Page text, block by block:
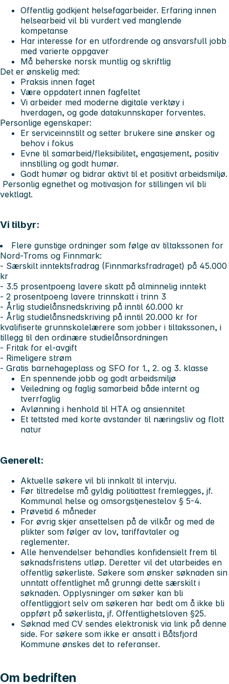
Offentlig godkjent helsefagarbeider. Erfaring innen
helsearbeid vil bli vurdert ved manglende
kompetanse
Har interesse for en utfordrende og ansvarsfull jobb
med varierte oppgaver
Må beherske norsk muntlig og skriftlig
Det er ønskelig med:
Praksis innen faget
Være oppdatert innen fagfeltet
Vi arbeider med moderne digitale verktøy i
hverdagen, og gode datakunnskaper forventes.
Personlige egenskaper:
Er serviceinnstilt og setter brukere sine ønsker og
behov i fokus
Evne til samarbeid/fleksibilitet, engasjement, positiv
innstilling og godt humør.
Godt humør og bidrar aktivt til et positivt arbeidsmiljø.
Personlig egnethet og motivasjon for stillingen vil bli
vektlagt.
Vi tilbyr:
Flere gunstige ordninger som følge av tiltakssonen for
Nord-Troms og Finnmark:
- Særskilt inntektsfradrag (Finnmarksfradraget) på 45.000
kr
- 3.5 prosentpoeng lavere skatt på alminnelig inntekt
- 2 prosentpoeng lavere trinnskatt i trinn 3
- Årlig studielånsnedskriving på inntil 60.000 kr
- Årlig studielånsnedskriving på inntil 20.000 kr for
kvalifiserte grunnskolelærere som jobber i tiltakssonen, i
tillegg til den ordinære studielånsordningen
- Fritak for el-avgift
- Rimeligere strøm
- Gratis barnehageplass og SFO for 1., 2. og 3. klasse
En spennende jobb og godt arbeidsmiljø
Veiledning og faglig samarbeid både internt og
tverrfaglig
Avlønning i henhold til HTA og ansiennitet
Et tettsted med korte avstander til næringsliv og flott
natur
Generelt:
Aktuelle søkere vil bli innkalt til intervju.
Før tiltredelse må gyldig politiattest fremlegges, jf.
Kommunal helse og omsorgstjenestelov § 5-4.
Prøvetid 6 måneder
For øvrig skjer ansettelsen på de vilkår og med de
plikter som følger av lov, tariffavtaler og
reglementer.
Alle henvendelser behandles konfidensielt frem til
søknadsfristens utløp. Deretter vil det utarbeides en
offentlig søkerliste. Søkere som ønsker søknaden sin
unntatt offentlighet må grunngi dette særskilt i
søknaden. Opplysninger om søker kan bli
offentliggjort selv om søkeren har bedt om å ikke bli
oppført på søkerlista, jf. Offentlighetsloven §25.
Søknad med CV sendes elektronisk via link på denne
side. For søkere som ikke er ansatt i Båtsfjord
Kommune ønskes det to referanser.
Om bedriften